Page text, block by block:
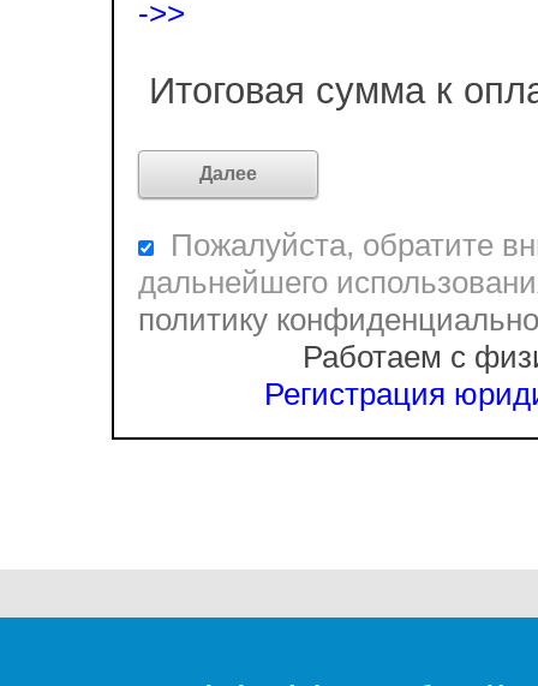
->>
Итоговая сумма к
Пожалуйста, обратите
дальнейшего
политику
Работаем с
Регистрация